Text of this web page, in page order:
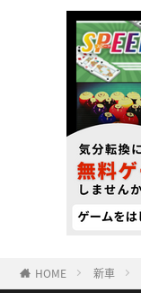
HOME 新車